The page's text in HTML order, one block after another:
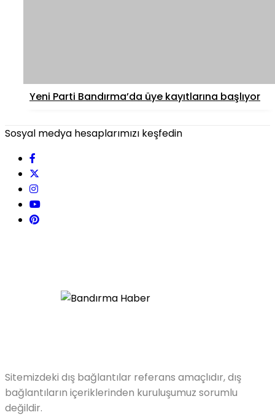
Yeni Parti Bandırma’da üye kayıtlarına başlıyor
Sosyal medya hesaplarımızı keşfedin
Sitemizdeki dış bağlantılar referans amaçlıdır, dış
bağlantıların içeriklerinden kuruluşumuz sorumlu
değildir.